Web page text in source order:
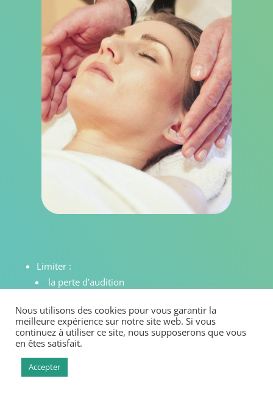
Limiter :
la perte d’audition
Troubles neurologiques
les troubles de l’équilibre
Nous utilisons des cookies pour vous garantir la
meilleure expérience sur notre site web. Si vous
continuez à utiliser ce site, nous supposerons que vous
en êtes satisfait.
Accepter